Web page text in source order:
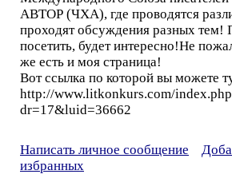
АВТОР (ЧХА), где проводятся
проходят обсуждения разных тем!
посетить, будет интересно!Не
же есть и моя страница!
Вот ссылка по которой вы можете
http://www.litkonkurs.com/
dr=17&luid=36662
Написать личное сообщение
избранных